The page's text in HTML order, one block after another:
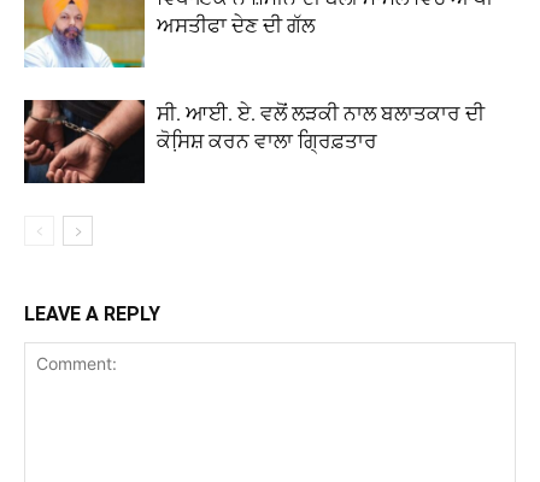
ਅਸਤੀਫਾ ਦੇਣ ਦੀ ਗੱਲ
ਸੀ. ਆਈ. ਏ. ਵਲੋਂ ਲੜਕੀ ਨਾਲ ਬਲਾਤਕਾਰ ਦੀ
ਕੋਸਿ਼ਸ਼ ਕਰਨ ਵਾਲਾ ਗ੍ਰਿਫ਼ਤਾਰ
LEAVE A REPLY